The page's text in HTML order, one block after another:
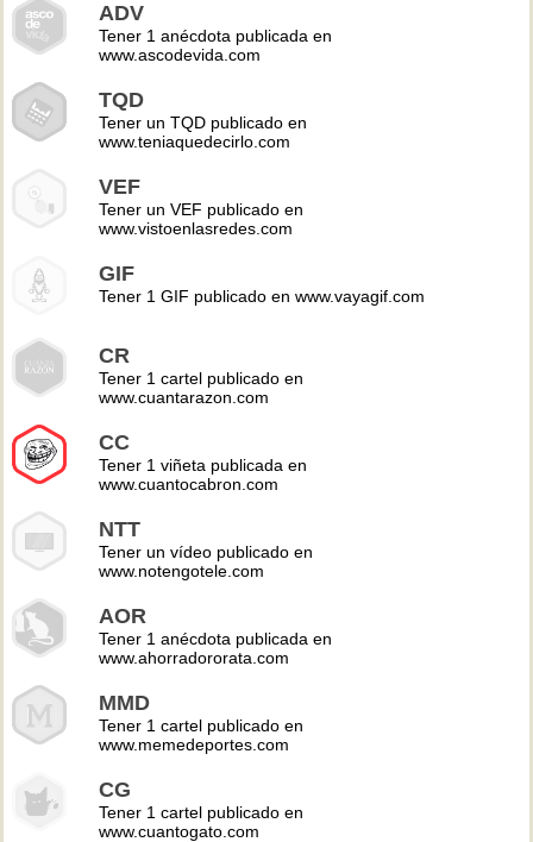
ADV
Tener 1 anécdota publicada en
www.ascodevida.com
TQD
Tener un TQD publicado en
www.teniaquedecirlo.com
VEF
Tener un VEF publicado en
www.vistoenlasredes.com
GIF
Tener 1 GIF publicado en www.vayagif.com
CR
Tener 1 cartel publicado en
www.cuantarazon.com
CC
Tener 1 viñeta publicada en
www.cuantocabron.com
NTT
Tener un vídeo publicado en
www.notengotele.com
AOR
Tener 1 anécdota publicada en
www.ahorradororata.com
MMD
Tener 1 cartel publicado en
www.memedeportes.com
CG
Tener 1 cartel publicado en
www.cuantogato.com